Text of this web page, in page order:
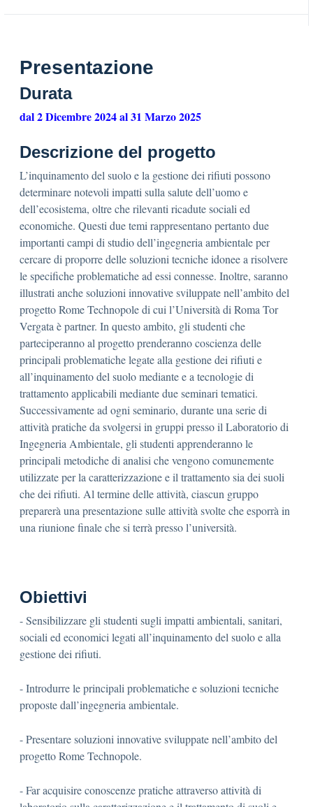
Presentazione
Durata
dal 2 Dicembre 2024 al 31 Marzo 2025
Descrizione del progetto
L’inquinamento del suolo e la gestione dei rifiuti possono
determinare notevoli impatti sulla salute dell’uomo e
dell’ecosistema, oltre che rilevanti ricadute sociali ed
economiche. Questi due temi rappresentano pertanto due
importanti campi di studio dell’ingegneria ambientale per
cercare di proporre delle soluzioni tecniche idonee a risolvere
le specifiche problematiche ad essi connesse. Inoltre, saranno
illustrati anche soluzioni innovative sviluppate nell’ambito del
progetto Rome Technopole di cui l’Università di Roma Tor
Vergata è partner. In questo ambito, gli studenti che
parteciperanno al progetto prenderanno coscienza delle
principali problematiche legate alla gestione dei rifiuti e
all’inquinamento del suolo mediante e a tecnologie di
trattamento applicabili mediante due seminari tematici.
Successivamente ad ogni seminario, durante una serie di
attività pratiche da svolgersi in gruppi presso il Laboratorio di
Ingegneria Ambientale, gli studenti apprenderanno le
principali metodiche di analisi che vengono comunemente
utilizzate per la caratterizzazione e il trattamento sia dei suoli
che dei rifiuti. Al termine delle attività, ciascun gruppo
preparerà una presentazione sulle attività svolte che esporrà in
una riunione finale che si terrà presso l’università.
Obiettivi
- Sensibilizzare gli studenti sugli impatti ambientali, sanitari,
sociali ed economici legati all’inquinamento del suolo e alla
gestione dei rifiuti.
- Introdurre le principali problematiche e soluzioni tecniche
proposte dall’ingegneria ambientale.
- Presentare soluzioni innovative sviluppate nell’ambito del
progetto Rome Technopole.
- Far acquisire conoscenze pratiche attraverso attività di